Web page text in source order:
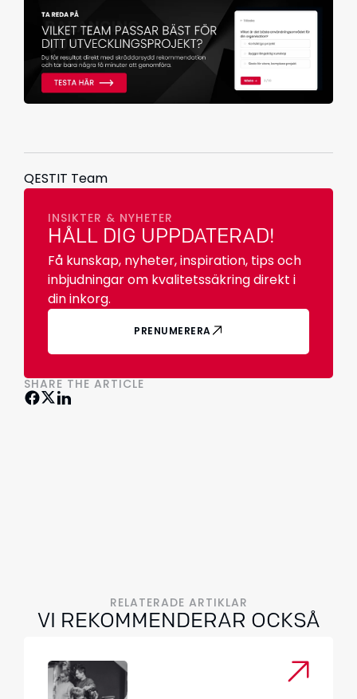
QESTIT Team
INSIKTER & NYHETER
HÅLL DIG UPPDATERAD!
Få kunskap, nyheter, inspiration, tips och
inbjudningar om kvalitetssäkring direkt i
din inkorg.
PRENUMERERA
SHARE THE ARTICLE
RELATERADE ARTIKLAR
VI REKOMMENDERAR OCKSÅ